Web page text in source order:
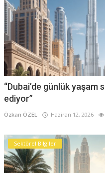
“Dubai’de günlük yaşam
ediyor”
Özkan ÖZEL Haziran 12, 2026
Sektörel Bilgiler